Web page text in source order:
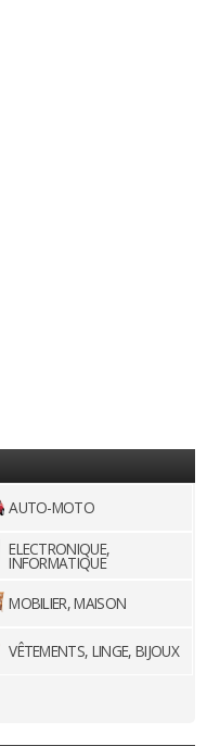
AUTO-MOTO
ELECTRONIQUE,
INFORMATIQUE
MOBILIER, MAISON
VÊTEMENTS, LINGE, BIJOUX